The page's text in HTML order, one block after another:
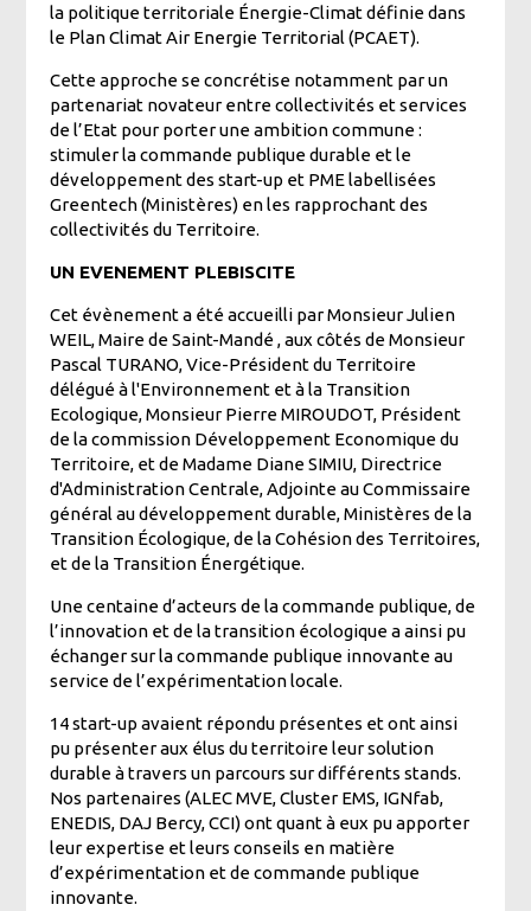
la politique territoriale Énergie-Climat définie dans
le Plan Climat Air Energie Territorial (PCAET).
Cette approche se concrétise notamment par un
partenariat novateur entre collectivités et services
de l’Etat pour porter une ambition commune :
stimuler la commande publique durable et le
développement des start-up et PME labellisées
Greentech (Ministères) en les rapprochant des
collectivités du Territoire.
UN EVENEMENT PLEBISCITE
Cet évènement a été accueilli par Monsieur Julien
WEIL, Maire de Saint-Mandé , aux côtés de Monsieur
Pascal TURANO, Vice-Président du Territoire
délégué à l'Environnement et à la Transition
Ecologique, Monsieur Pierre MIROUDOT, Président
de la commission Développement Economique du
Territoire, et de Madame Diane SIMIU, Directrice
d'Administration Centrale, Adjointe au Commissaire
général au développement durable, Ministères de la
Transition Écologique, de la Cohésion des Territoires,
et de la Transition Énergétique.
Une centaine d’acteurs de la commande publique, de
l’innovation et de la transition écologique a ainsi pu
échanger sur la commande publique innovante au
service de l’expérimentation locale.
14 start-up avaient répondu présentes et ont ainsi
pu présenter aux élus du territoire leur solution
durable à travers un parcours sur différents stands.
Nos partenaires (ALEC MVE, Cluster EMS, IGNfab,
ENEDIS, DAJ Bercy, CCI) ont quant à eux pu apporter
leur expertise et leurs conseils en matière
d’expérimentation et de commande publique
innovante.